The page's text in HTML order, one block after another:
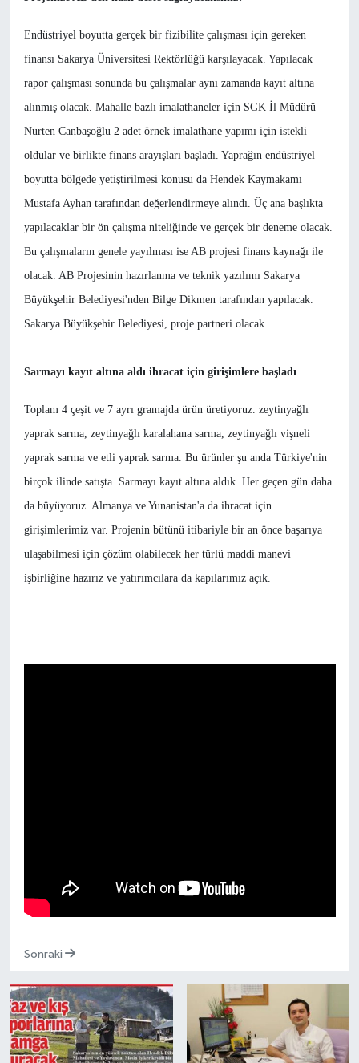
Endüstriyel boyutta gerçek bir fizibilite çalışması için gereken
finansı Sakarya Üniversitesi Rektörlüğü karşılayacak. Yapılacak
rapor çalışması sonunda bu çalışmalar aynı zamanda kayıt altına
alınmış olacak. Mahalle bazlı imalathaneler için SGK İl Müdürü
Nurten Canbaşoğlu 2 adet örnek imalathane yapımı için istekli
oldular ve birlikte finans arayışları başladı. Yaprağın endüstriyel
boyutta bölgede yetiştirilmesi konusu da Hendek Kaymakamı
Mustafa Ayhan tarafından değerlendirmeye alındı. Üç ana başlıkta
yapılacaklar bir ön çalışma niteliğinde ve gerçek bir deneme olacak.
Bu çalışmaların genele yayılması ise AB projesi finans kaynağı ile
olacak. AB Projesinin hazırlanma ve teknik yazılımı Sakarya
Büyükşehir Belediyesi'nden Bilge Dikmen tarafından yapılacak.
Sakarya Büyükşehir Belediyesi, proje partneri olacak.
Sarmayı kayıt altına aldı ihracat için girişimlere başladı
Toplam 4 çeşit ve 7 ayrı gramajda ürün üretiyoruz. zeytinyağlı
yaprak sarma, zeytinyağlı karalahana sarma, zeytinyağlı vişneli
yaprak sarma ve etli yaprak sarma. Bu ürünler şu anda Türkiye'nin
birçok ilinde satışta. Sarmayı kayıt altına aldık. Her geçen gün daha
da büyüyoruz. Almanya ve Yunanistan'a da ihracat için
girişimlerimiz var. Projenin bütünü itibariyle bir an önce başarıya
ulaşabilmesi için çözüm olabilecek her türlü maddi manevi
işbirliğine hazırız ve yatırımcılara da kapılarımız açık.
Sonraki